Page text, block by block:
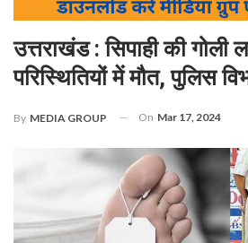
उत्तराखंड : सिपाही की गोली
परिस्थितियों में मौत, पुलिस
By MEDIA GROUP On Mar 17, 2024